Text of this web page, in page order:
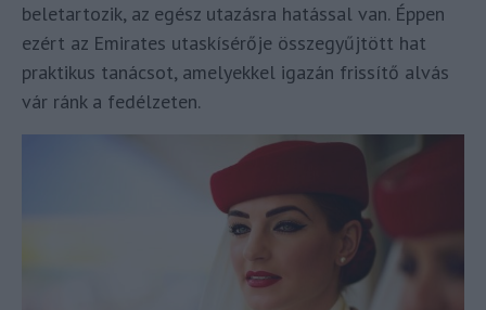
beletartozik, az egész utazásra hatással van. Éppen
ezért az Emirates utaskísérője összegyűjtött hat
praktikus tanácsot, amelyekkel igazán frissítő alvás
vár ránk a fedélzeten.